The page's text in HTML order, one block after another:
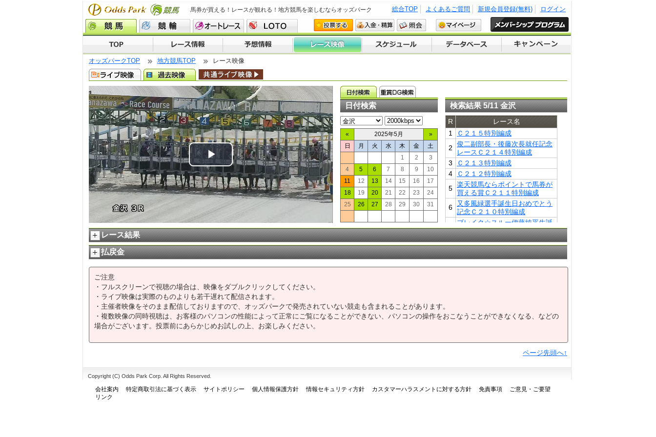
馬券が買える！レースが観れる！地方競馬を楽しむならオッズパーク ログイン
新規会員登録(無料)
よくあるご質問
総合TOP
オッズパークTOP 地方競馬TOP レース映像
Play
Video
日付検索
« 2025年5月
»
日
月 火 水 木 金
土
1
2
3
4
5 6 7 8 9
10
11
12 13 14 15 16
17
18
19 20 21 22 23
24
25
26 27 28 29 30 31
検索結果 5/11 金沢
R
レース名
1
Ｃ２１５特別編成
2
俊二副部長・後藤次長就任記念
レースＣ２１４特別編成
3
Ｃ２１３特別編成
4
Ｃ２１２特別編成
5 楽天競馬ならポイントで馬券が
買える賞Ｃ２１１特別編成
6
又多風緑選手誕生日おめでとう
記念Ｃ２１０特別編成
7
ブレイク☆スルー伊藤純平生誕
記念Ｃ２９特別編成
8 金沢競馬ハッピーライブ！かな
ハピ配信中賞Ｂ２３
第１４回 娯楽のグランゼーラ
杯Ｂ２２
レース結果
払戻金
ご注意
・フルスクリーンで視聴の場合は、映像をダブルクリックしてください。
・ライブ映像は実際のものよりも若干遅れて配信されます。
・主催者映像をそのまま配信しておりますので、オッズパークで発売されていない競走も含まれることがあります。
・複数映像の同時視聴は、お客様のパソコンの性能によって正常にご覧になることができない、パソコンの操作をおこなうことができなくなる、などの
場合がございます。投票前にあらかじめお試しの上、お楽しみください。
ページ先頭へ↑
Copyright (C) Odds Park Corp. All Rights Reserved.
会社案内 特定商取引法に基づく表示 サイトポリシー 個人情報保護方針 情報セキュリティ方針 カスタマーハラスメントに対する方針 免責事項
ご意見・ご要望
リンク